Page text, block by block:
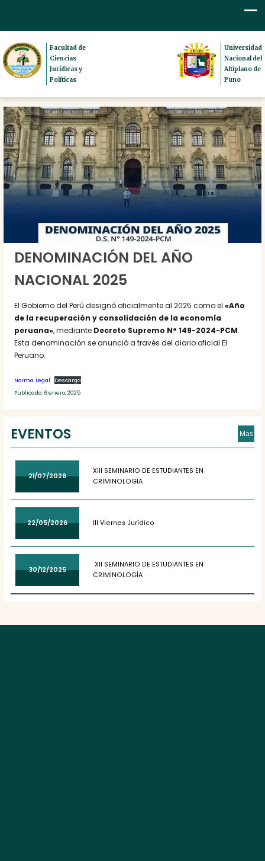
Facultad de
Ciencias
Jurídicas y
Políticas
Universidad
Nacional del
Altiplano de
Puno
DENOMINACIÓN DEL AÑO
NACIONAL 2025
El Gobierno del Perú designó oficialmente al 2025 como el «Año
de la recuperación y consolidación de la economía
peruana», mediante Decreto Supremo N° 149-2024-PCM.
Esta denominación se anunció a través del diario oficial El
Peruano.
Norma Legal Descarga
Publicado: 6 enero, 2025
EVENTOS Mas
21/07/2026
XIII SEMINARIO DE ESTUDIANTES EN
CRIMINOLOGÍA
22/05/2026 III Viernes Jurídico
30/12/2025
XII SEMINARIO DE ESTUDIANTES EN
CRIMINOLOGÍA